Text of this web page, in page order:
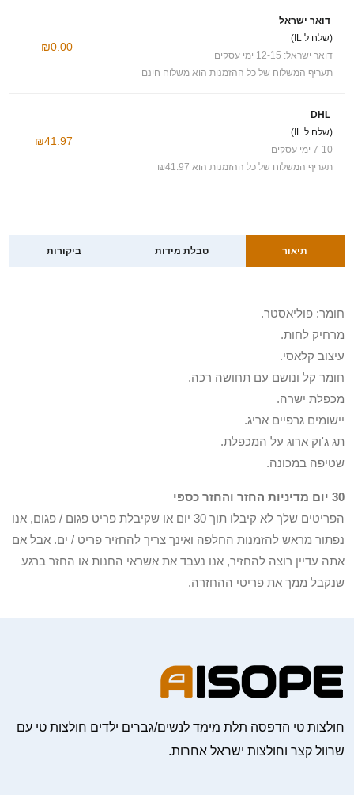
דואר ישראל
(שלח ל IL)
דואר ישראל: 12-15 ימי עסקים
תעריף המשלוח של כל ההזמנות הוא משלוח חינם
₪0.00
DHL
(שלח ל IL)
7-10 ימי עסקים
תעריף המשלוח של כל ההזמנות הוא ₪41.97
₪41.97
תיאור טבלת מידות ביקורות
חומר: פוליאסטר.
מרחיק לחות.
עיצוב קלאסי.
חומר קל ונושם עם תחושה רכה.
מכפלת ישרה.
יישומים גרפיים אריג.
תג ג'וק ארוג על המכפלת.
שטיפה במכונה.
30 יום מדיניות החזר והחזר כספי
הפריטים שלך לא קיבלו תוך 30 יום או שקיבלת פריט פגום / פגום, אנו
נפתור מראש להזמנות החלפה ואינך צריך להחזיר פריט / ים. אבל אם
אתה עדיין רוצה להחזיר, אנו נעבד את אשראי החנות או החזר ברגע
שנקבל ממך את פריטי ההחזרה.
חולצות טי הדפסה תלת מימד לנשים/גברים ילדים חולצות טי עם
שרוול קצר וחולצות ישראל אחרות.